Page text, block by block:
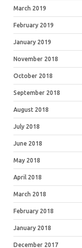
March 2019
February 2019
January 2019
November 2018
October 2018
September 2018
August 2018
July 2018
June 2018
May 2018
April 2018
March 2018
February 2018
January 2018
December 2017